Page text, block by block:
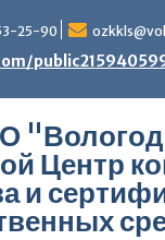
25-90
Центр
и